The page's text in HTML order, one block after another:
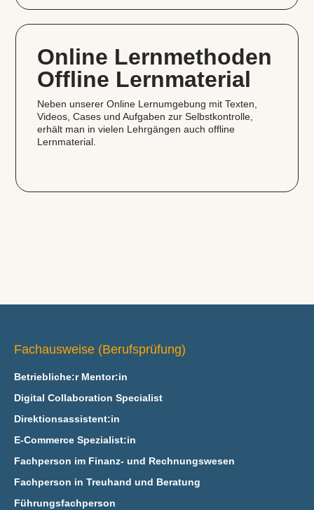
Online Lernmethoden
Offline Lernmaterial
Neben unserer Online Lernumgebung mit Texten,
Videos, Cases und Aufgaben zur Selbstkontrolle,
erhält man in vielen Lehrgängen auch offline
Lernmaterial.
Fachausweise (Berufsprüfung)
Betriebliche:r Mentor:in
Digital Collaboration Specialist
Direktionsassistent:in
E‑Commerce Spezialist:in
Fachperson im Finanz- und Rechnungswesen
Fachperson in Treuhand und Beratung
Führungsfachperson